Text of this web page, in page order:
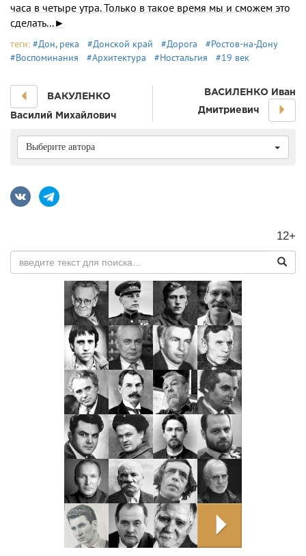
часа в четыре утра. Только в такое время мы и сможем это
сделать...►
теги: #Дон, река #Донской край #Дорога
#Ростов-на-Дону
#Воспоминания
#Архитектура #Ностальгия #19 век
ВАКУЛЕНКО
Василий Михайлович
ВАСИЛЕНКО Иван
Дмитриевич
Выберите автора
12+